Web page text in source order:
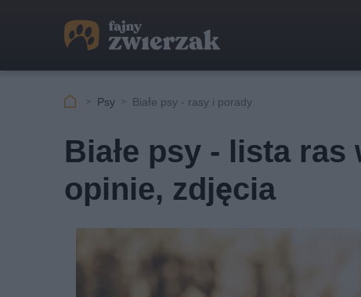
Psy Białe psy - rasy i porady
Białe psy - lista
opinie, zdjęcia